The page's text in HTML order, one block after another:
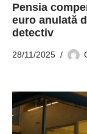
Pensia
euro anulată
detectiv
28/11/2025